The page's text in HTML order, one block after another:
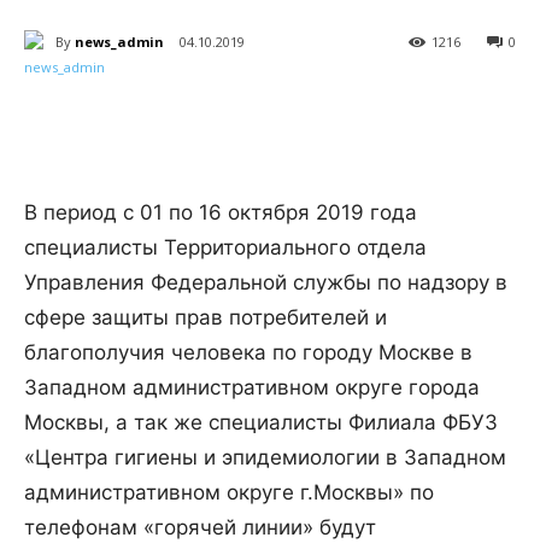
By news_admin 04.10.2019 0
1216
В период с 01 по 16 октября 2019 года
специалисты Территориального отдела
Управления Федеральной службы по надзору в
сфере защиты прав потребителей и
благополучия человека по городу Москве в
Западном административном округе города
Москвы, а так же специалисты Филиала ФБУЗ
«Центра гигиены и эпидемиологии в Западном
административном округе г.Москвы» по
телефонам «горячей линии» будут